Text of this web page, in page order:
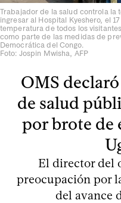
Trabajador de la salud controla la
ingresar al Hospital Kyeshero, el
temperatura de todos los
como parte de las medidas de
Democrática del Congo.
Foto: Jospin Mwisha, AFP
OMS
de salud
por brote de
El director del
preocupación por
del avance